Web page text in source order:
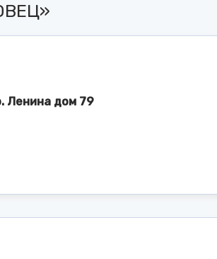
Ленина дом 79